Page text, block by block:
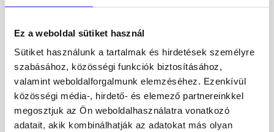
Ez a weboldal sütiket használ
Sütiket használunk a tartalmak és hirdetések személyre
szabásához, közösségi funkciók biztosításához,
valamint weboldalforgalmunk elemzéséhez. Ezenkívül
közösségi média-, hirdető- és elemező partnereinkkel
megosztjuk az Ön weboldalhasználatra vonatkozó
adatait, akik kombinálhatják az adatokat más olyan
Terrán Synus műanyag
alapcserép DN110 tégla
Rendelésre
Bramac Durovent Római
műanyag alapcserép
téglavörös
Rendelésre